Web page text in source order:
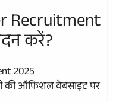
Recruitment
करें?
की ऑफिशल वेबसाइट पर